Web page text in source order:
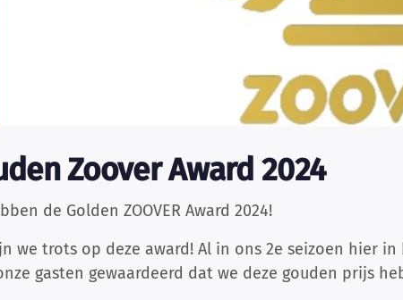
Zoover Award 2024
de Golden ZOOVER Award 2024!
we trots op deze award! Al in ons 2e seizoen hier
gasten gewaardeerd dat we deze gouden prijs